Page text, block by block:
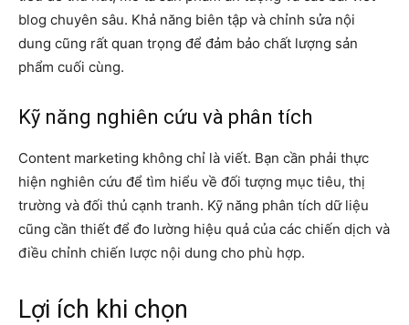
blog chuyên sâu. Khả năng biên tập và chỉnh sửa nội
dung cũng rất quan trọng để đảm bảo chất lượng sản
phẩm cuối cùng.
Kỹ năng nghiên cứu và phân tích
Content marketing không chỉ là viết. Bạn cần phải thực
hiện nghiên cứu để tìm hiểu về đối tượng mục tiêu, thị
trường và đối thủ cạnh tranh. Kỹ năng phân tích dữ liệu
cũng cần thiết để đo lường hiệu quả của các chiến dịch và
điều chỉnh chiến lược nội dung cho phù hợp.
Lợi ích khi chọn